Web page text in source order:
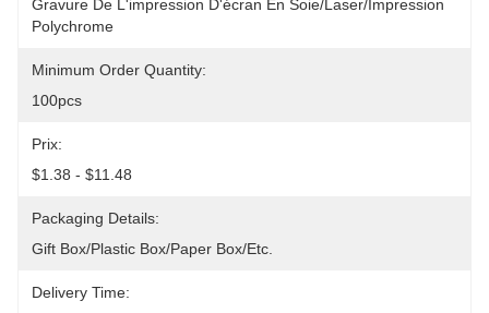
Gravure De L'impression D'écran En Soie/laser/impression
Polychrome
Minimum Order Quantity:
100pcs
Prix:
$1.38 - $11.48
Packaging Details:
Gift Box/Plastic Box/Paper Box/etc.
Delivery Time: